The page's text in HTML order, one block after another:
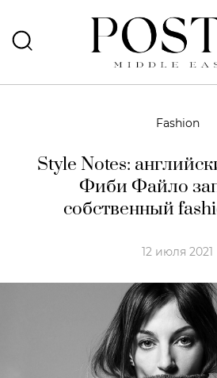
Fashion
Style Notes:
Фиби Файло
собственный
12 июля 2021